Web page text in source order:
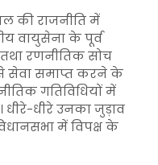
की राजनीति में
वायुसेना के पूर्व
रणनीतिक सोच
सेवा समाप्त करने के
गतिविधियों में
धीरे-धीरे उनका जुड़ाव
में विपक्ष के